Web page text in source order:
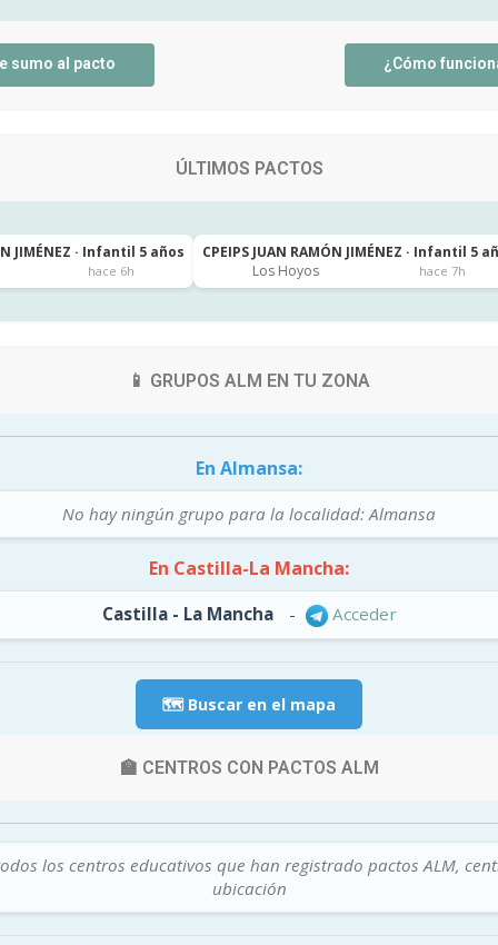
sumo al pacto ¿Cómo
ÚLTIMOS PACTOS
JIMÉNEZ · Infantil 5 años
hace 6h
CPEIPS JUAN RAMÓN JIMÉNEZ · Infantil 5
Los Hoyos
hace 7h
📱 GRUPOS ALM EN TU ZONA
En Almansa:
No hay ningún grupo para la localidad: Almansa
En Castilla-La Mancha:
Castilla - La Mancha - Acceder
🗺️ Buscar en el mapa
🏫 CENTROS CON PACTOS ALM
los centros educativos que han registrado pactos ALM,
ubicación